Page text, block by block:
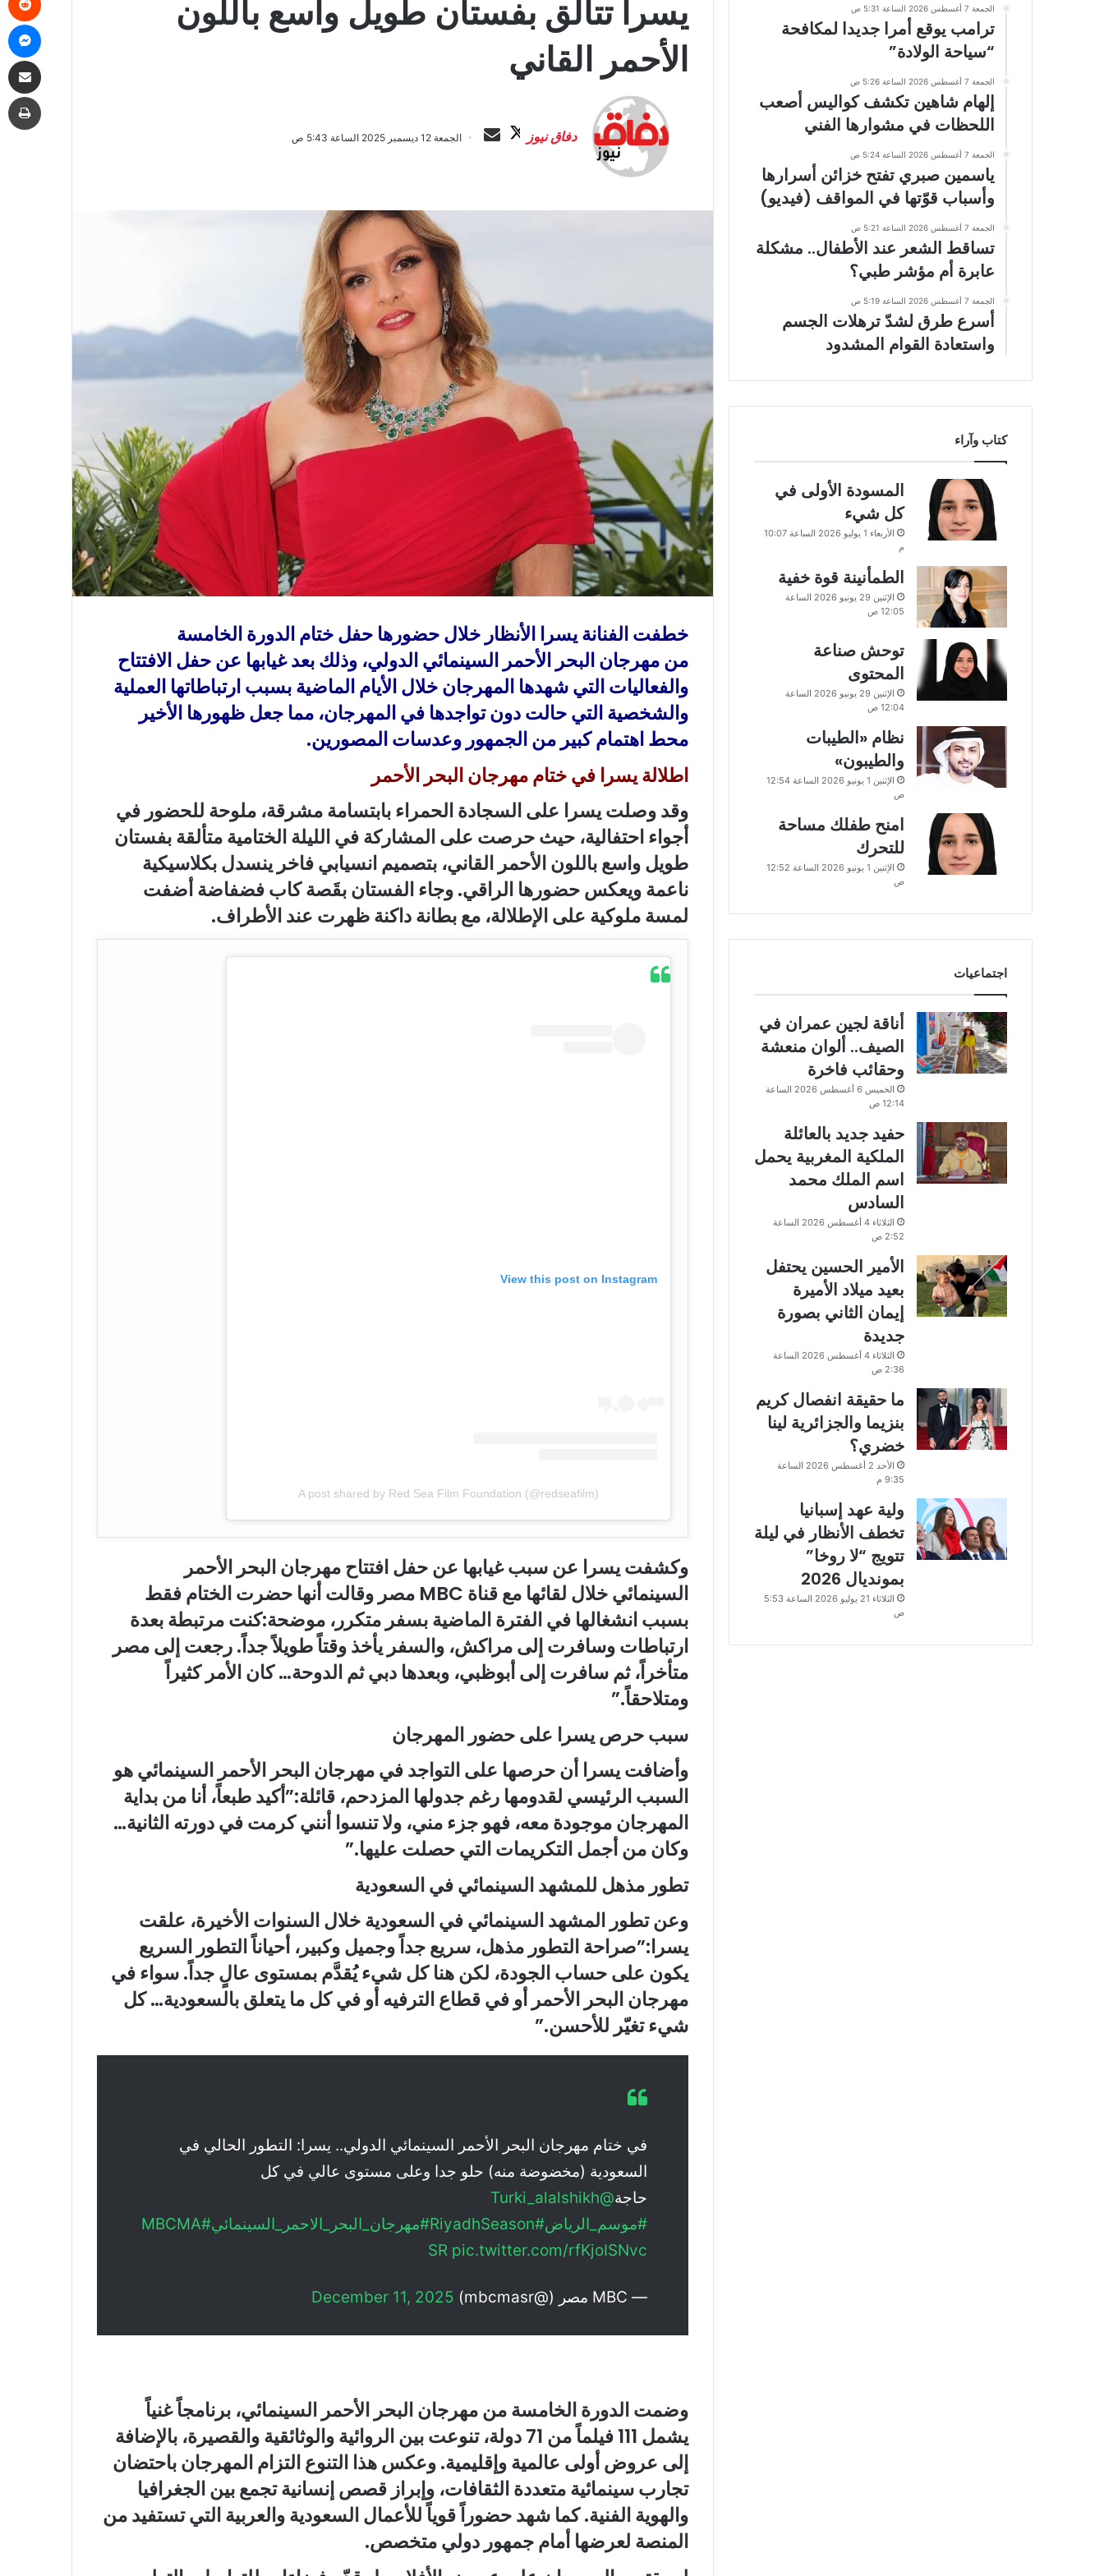
يسرا تتألق بفستان طويل واسع باللون
الأحمر القاني
دفاق نيوز
ا
ب
ل
ر
ل
ك
ت
ر
و
ن
ي
الجمعة 12 ديسمبر 2025 الساعة 5:43 ص
خطفت الفنانةيسرا الأنظار خلال حضورها حفل ختام الدورة الخامسة
منمهرجان البحر الأحمر السينمائي الدولي، وذلك بعد غيابها عن حفل الافتتاح
والفعاليات التي شهدها المهرجان خلال الأيام الماضية بسبب ارتباطاتها العملية
والشخصية التي حالت دون تواجدها في المهرجان، مما جعل ظهورها الأخير
محط اهتمام كبير من الجمهور وعدسات المصورين.
اطلالة يسرا في ختام مهرجان البحر الأحمر
وقد وصلت يسرا على السجادة الحمراء بابتسامة مشرقة، ملوحة للحضور في
أجواء احتفالية، حيث حرصت على المشاركة في الليلة الختامية متألقة بفستان
طويل واسع باللون الأحمر القاني، بتصميم انسيابي فاخر ينسدل بكلاسيكية
ناعمة ويعكس حضورها الراقي. وجاء الفستان بقَصة كاب فضفاضة أضفت
لمسة ملوكية على الإطلالة، مع بطانة داكنة ظهرت عند الأطراف.
View this post on Instagram
A post shared by Red Sea Film Foundation (@redseafilm)
وكشفتيسرا عن سبب غيابها عن حفل افتتاح مهرجان البحر الأحمر
السينمائي خلال لقائها مع قناة MBC مصر وقالت أنها حضرت الختام فقط
بسبب انشغالها في الفترة الماضية بسفر متكرر، موضحة:كنت مرتبطة بعدة
ارتباطات وسافرت إلى مراكش، والسفر يأخذ وقتاً طويلاً جداً. رجعت إلى مصر
متأخراً، ثم سافرت إلى أبوظبي، وبعدها دبي ثم الدوحة… كان الأمر كثيراً
ومتلاحقاً.”
سبب حرص يسرا على حضور المهرجان
وأضافت يسرا أن حرصها على التواجد فيمهرجان البحر الأحمر السينمائيهو
السبب الرئيسي لقدومها رغم جدولها المزدحم، قائلة:”أكيد طبعاً، أنا من بداية
المهرجان موجودة معه، فهو جزء مني، ولا تنسوا أنني كرمت في دورته الثانية…
وكان من أجمل التكريمات التي حصلت عليها.”
تطور مذهل للمشهد السينمائي في السعودية
وعن تطور المشهد السينمائي في السعوديةخلال السنوات الأخيرة، علقت
يسرا:”صراحة التطور مذهل، سريع جداً وجميل وكبير، أحياناً التطور السريع
يكون على حساب الجودة، لكن هنا كل شيء يُقدَّم بمستوى عالٍ جداً. سواء في
مهرجان البحر الأحمر أو في قطاع الترفيه أو في كل ما يتعلق بالسعودية… كل
شيء تغيّر للأحسن.”
في ختام مهرجان البحر الأحمر السينمائي الدولي.. يسرا: التطور الحالي في
السعودية (مخضوضة منه) حلو جدا وعلى مستوى عالي في كل
حاجة@Turki_alalshikh
#موسم_الرياض#RiyadhSeason #مهرجان_البحر_الاحمر_السينمائي #MBCMA
SR pic.twitter.com/rfKjoISNvc
— MBC مصر (@mbcmasr) December 11, 2025
وضمت الدورة الخامسة من مهرجان البحر الأحمر السينمائي، برنامجاً غنياً
يشمل 111 فيلماً من 71 دولة، تنوعت بين الروائية والوثائقية والقصيرة، بالإضافة
إلى عروض أولى عالمية وإقليمية. وعكس هذا التنوع التزام المهرجان باحتضان
تجارب سينمائية متعددة الثقافات، وإبراز قصص إنسانية تجمع بين الجغرافيا
والهوية الفنية. كما شهد حضوراً قوياً للأعمال السعودية والعربية التي تستفيد من
المنصة لعرضها أمام جمهور دولي متخصص.
الجمعة 7 أغسطس 2026 الساعة 5:31 ص
ترامب يوقع أمرا جديدا لمكافحة
“سياحة الولادة”
الجمعة 7 أغسطس 2026 الساعة 5:26 ص
إلهام شاهين تكشف كواليس أصعب
اللحظات في مشوارها الفني
الجمعة 7 أغسطس 2026 الساعة 5:24 ص
ياسمين صبري تفتح خزائن أسرارها
وأسباب قوّتها في المواقف (فيديو)
الجمعة 7 أغسطس 2026 الساعة 5:21 ص
تساقط الشعر عند الأطفال.. مشكلة
عابرة أم مؤشر طبي؟
الجمعة 7 أغسطس 2026 الساعة 5:19 ص
أسرع طرق لشدّ ترهلات الجسم
واستعادة القوام المشدود
كتاب وآراء
المسودة الأولى في
كل شيء
الأربعاء 1 يوليو 2026 الساعة 10:07
م
الطمأنينة قوة خفية
الإثنين 29 يونيو 2026 الساعة
12:05 ص
توحش صناعة
المحتوى
الإثنين 29 يونيو 2026 الساعة
12:04 ص
نظام «الطيبات
والطيبون»
الإثنين 1 يونيو 2026 الساعة 12:54
ص
امنح طفلك مساحة
للتحرك
الإثنين 1 يونيو 2026 الساعة 12:52
ص
اجتماعيات
أناقة لجين عمران في
الصيف.. ألوان منعشة
وحقائب فاخرة
الخميس 6 أغسطس 2026 الساعة
12:14 ص
حفيد جديد بالعائلة
الملكية المغربية يحمل
اسم الملك محمد
السادس
الثلاثاء 4 أغسطس 2026 الساعة
2:52 ص
الأمير الحسين يحتفل
بعيد ميلاد الأميرة
إيمان الثاني بصورة
جديدة
الثلاثاء 4 أغسطس 2026 الساعة
2:36 ص
ما حقيقة انفصال كريم
بنزيما والجزائرية لينا
خضري؟
الأحد 2 أغسطس 2026 الساعة
9:35 م
ولية عهد إسبانيا
تخطف الأنظار في ليلة
تتويج “لا روخا”
بمونديال 2026
الثلاثاء 21 يوليو 2026 الساعة 5:53
ص